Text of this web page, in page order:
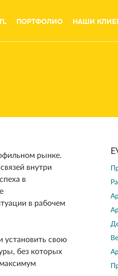
ПОРТФОЛИО НАШИ
рынке.
внутри
в
в рабочем
установить свою
без которых